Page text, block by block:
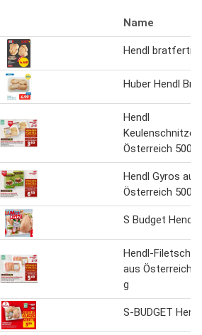
Name
Hendl bratfertig
Huber Hendl
Hendl
Keulenschnitzel
Österreich 500 g
Hendl Gyros aus
Österreich 500 g
S Budget Hendl
Hendl-
aus Österreich
g
S-BUDGET Hendl